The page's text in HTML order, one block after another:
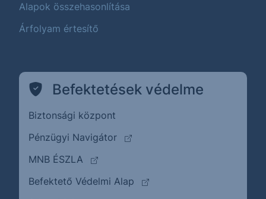
Alapok összehasonlítása
Árfolyam értesítő
Befektetések védelme
Biztonsági központ
Pénzügyi Navigátor
(külső oldalra ugrik)
MNB ÉSZLA
(külső oldalra ugrik)
Befektető Védelmi Alap
(külső oldalra ugrik)